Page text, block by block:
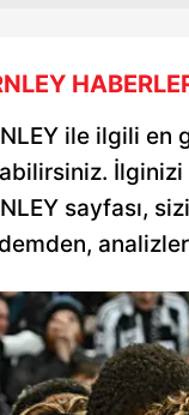
ile ilgili en
İlginizi
sayfası,